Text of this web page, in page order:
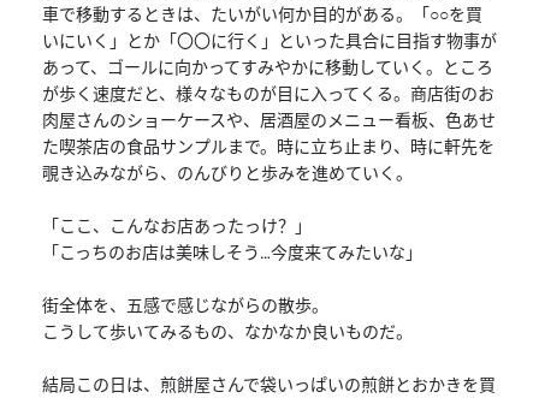
車で移動するときは、たいがい何か目的がある。「○○を買
いにいく」とか「〇〇に行く」といった具合に目指す物事が
あって、ゴールに向かってすみやかに移動していく。ところ
が歩く速度だと、様々なものが目に入ってくる。商店街のお
肉屋さんのショーケースや、居酒屋のメニュー看板、色あせ
た喫茶店の食品サンプルまで。時に立ち止まり、時に軒先を
覗き込みながら、のんびりと歩みを進めていく。
「ここ、こんなお店あったっけ？」
「こっちのお店は美味しそう…今度来てみたいな」
街全体を、五感で感じながらの散歩。
こうして歩いてみるもの、なかなか良いものだ。
結局この日は、煎餅屋さんで袋いっぱいの煎餅とおかきを買